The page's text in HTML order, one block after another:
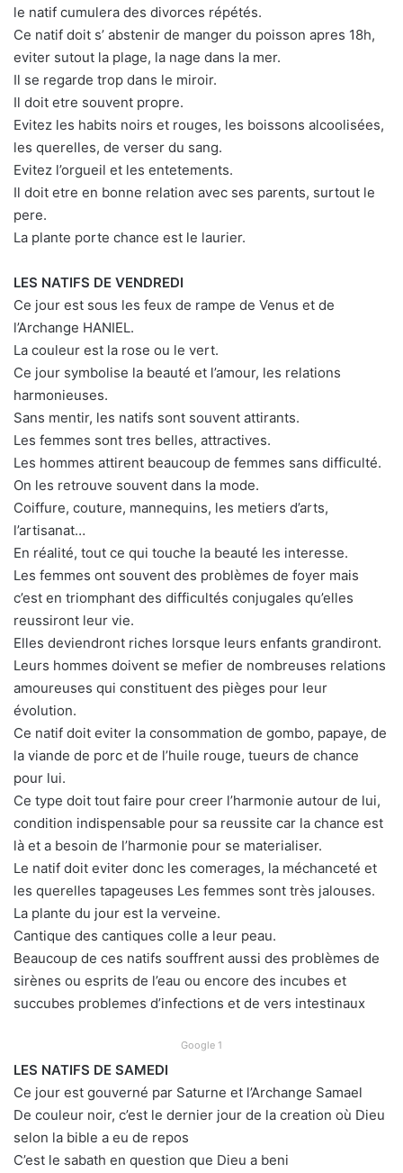
le natif cumulera des divorces répétés.
Ce natif doit s’ abstenir de manger du poisson apres 18h,
eviter sutout la plage, la nage dans la mer.
Il se regarde trop dans le miroir.
Il doit etre souvent propre.
Evitez les habits noirs et rouges, les boissons alcoolisées,
les querelles, de verser du sang.
Evitez l’orgueil et les entetements.
Il doit etre en bonne relation avec ses parents, surtout le
pere.
La plante porte chance est le laurier.
LES NATIFS DE VENDREDI
Ce jour est sous les feux de rampe de Venus et de
l’Archange HANIEL.
La couleur est la rose ou le vert.
Ce jour symbolise la beauté et l’amour, les relations
harmonieuses.
Sans mentir, les natifs sont souvent attirants.
Les femmes sont tres belles, attractives.
Les hommes attirent beaucoup de femmes sans difficulté.
On les retrouve souvent dans la mode.
Coiffure, couture, mannequins, les metiers d’arts,
l’artisanat…
En réalité, tout ce qui touche la beauté les interesse.
Les femmes ont souvent des problèmes de foyer mais
c’est en triomphant des difficultés conjugales qu’elles
reussiront leur vie.
Elles deviendront riches lorsque leurs enfants grandiront.
Leurs hommes doivent se mefier de nombreuses relations
amoureuses qui constituent des pièges pour leur
évolution.
Ce natif doit eviter la consommation de gombo, papaye, de
la viande de porc et de l’huile rouge, tueurs de chance
pour lui.
Ce type doit tout faire pour creer l’harmonie autour de lui,
condition indispensable pour sa reussite car la chance est
là et a besoin de l’harmonie pour se materialiser.
Le natif doit eviter donc les comerages, la méchanceté et
les querelles tapageuses Les femmes sont très jalouses.
La plante du jour est la verveine.
Cantique des cantiques colle a leur peau.
Beaucoup de ces natifs souffrent aussi des problèmes de
sirènes ou esprits de l’eau ou encore des incubes et
succubes problemes d’infections et de vers intestinaux
Google 1
LES NATIFS DE SAMEDI
Ce jour est gouverné par Saturne et l’Archange Samael
De couleur noir, c’est le dernier jour de la creation où Dieu
selon la bible a eu de repos
C’est le sabath en question que Dieu a beni